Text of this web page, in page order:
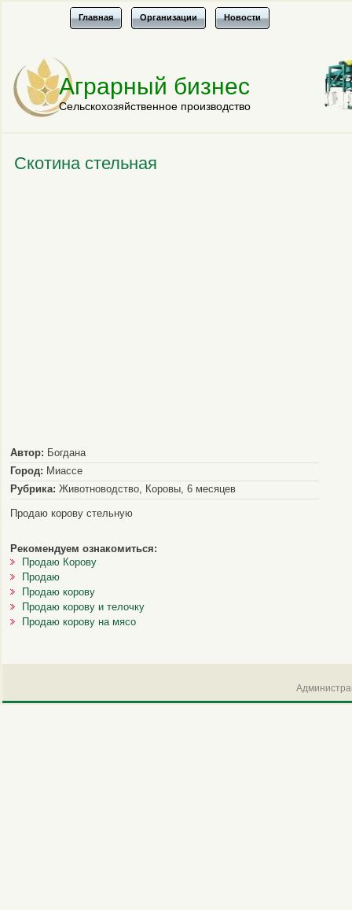
Главная Организации Новости
Аграрный бизнес
Сельскохозяйственное производство
Скотина стельная
Автор: Богдана
Город: Миассе
Рубрика: Животноводство, Коровы, 6 месяцев
Продаю корову стельную
Рекомендуем ознакомиться:
Продаю Корову
Продаю
Продаю корову
Продаю корову и телочку
Продаю корову на мясо